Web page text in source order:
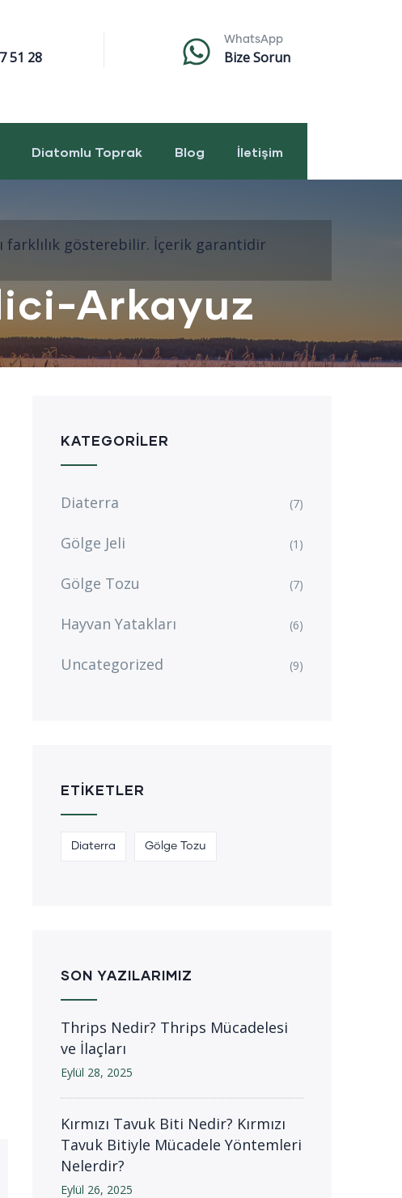
51 28
WhatsApp
Bize Sorun
Diatomlu Toprak Blog İletişim
farklılık gösterebilir. İçerik garantidir
Arkayuz
KATEGORILER
Diaterra (7)
Gölge Jeli (1)
Gölge Tozu (7)
Hayvan Yatakları (6)
Uncategorized (9)
ETIKETLER
Diaterra Gölge Tozu
SON YAZILARIMIZ
Thrips Nedir? Thrips Mücadelesi
ve İlaçları
Eylül 28, 2025
Kırmızı Tavuk Biti Nedir? Kırmızı
Tavuk Bitiyle Mücadele Yöntemleri
Nelerdir?
Eylül 26, 2025